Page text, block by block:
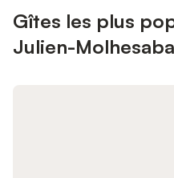
Gîtes les plus
Julien-